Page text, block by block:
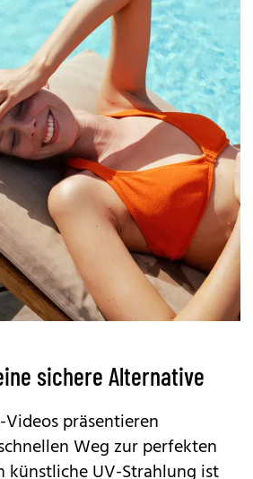
sichere Alternative
präsentieren
Weg zur perfekten
künstliche UV-Strahlung ist